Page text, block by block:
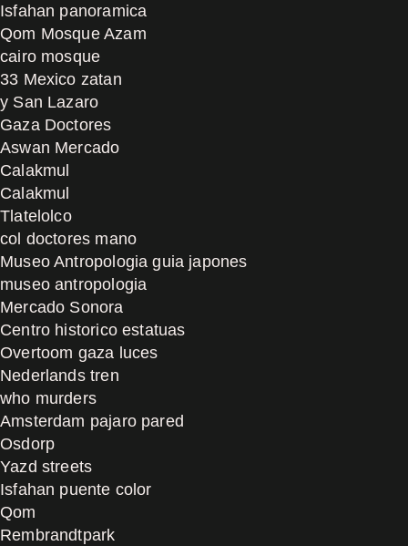
Isfahan panoramica
Qom Mosque Azam
cairo mosque
33 Mexico zatan
y San Lazaro
Gaza Doctores
Aswan Mercado
Calakmul
Calakmul
Tlatelolco
col doctores mano
Museo Antropologia guia japones
museo antropologia
Mercado Sonora
Centro historico estatuas
Overtoom gaza luces
Nederlands tren
who murders
Amsterdam pajaro pared
Osdorp
Yazd streets
Isfahan puente color
Qom
Rembrandtpark